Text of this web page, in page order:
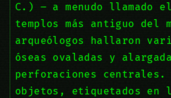
C.) – a menudo llamado
templos más antiguo del
arqueólogos hallaron
óseas ovaladas y
perforaciones centrales.
objetos, etiquetados en